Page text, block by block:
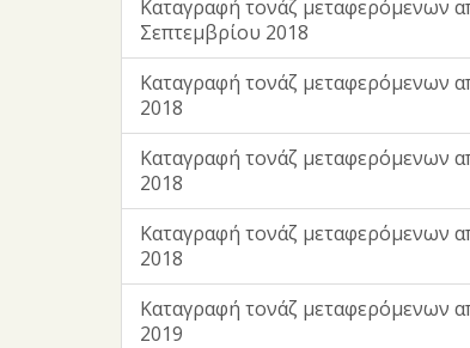
Kαταγραφή τονάζ μεταφερόμενων
Σεπτεμβρίου 2018
Kαταγραφή τονάζ μεταφερόμενων
2018
Kαταγραφή τονάζ μεταφερόμενων
2018
Kαταγραφή τονάζ μεταφερόμενων
2018
Kαταγραφή τονάζ μεταφερόμενων
2019